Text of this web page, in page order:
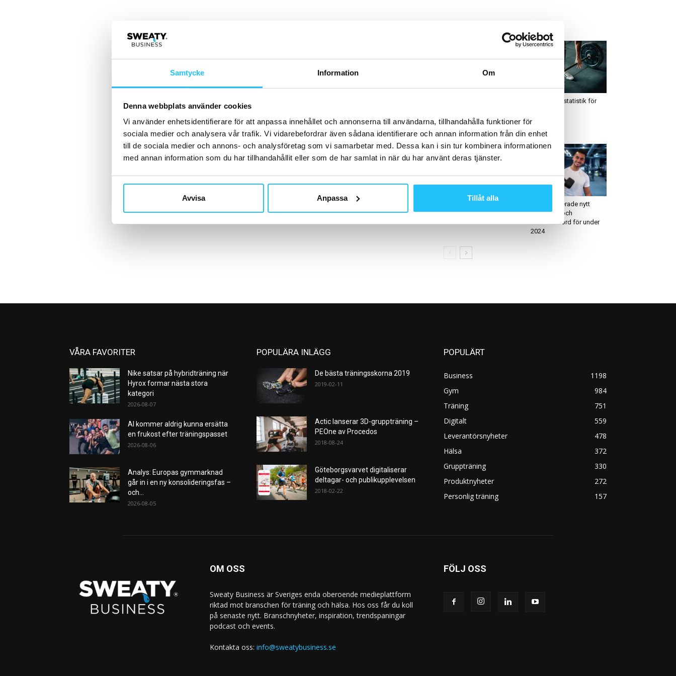
Samtycke Information Om
Denna webbplats använder cookies
Vi använder enhetsidentifierare för att anpassa innehållet och annonserna till användarna, tillhandahålla funktioner för
sociala medier och analysera vår trafik. Vi vidarebefordrar även sådana identifierare och annan information från din enhet
till de sociala medier och annons- och analysföretag som vi samarbetar med. Dessa kan i sin tur kombinera informationen
med annan information som du har tillhandahållit eller som de har samlat in när du har använt deras tjänster.
Avvisa Anpassa Tillåt alla
Business
koordinationsträning tar
plats i uppvärmningen
Business
Koll på rätt statistik för
affärsmodell för gym – 8-
9 oktober
SATS levererade nytt
medlems- och
resultatrekord för under
2024
VÅRA FAVORITER
Nike satsar på hybridträning när
Hyrox formar nästa stora
kategori
2026-08-07
AI kommer aldrig kunna ersätta
en frukost efter träningspasset
2026-08-06
Analys: Europas gymmarknad
går in i en ny konsolideringsfas –
och...
2026-08-05
POPULÄRA INLÄGG
De bästa träningsskorna 2019
2019-02-11
Actic lanserar 3D-gruppträning –
PEOne av Procedos
2018-08-24
Göteborgsvarvet digitaliserar
deltagar- och publikupplevelsen
2018-02-22
POPULÄRT
Business
1198
Gym
984
Träning
751
Digitalt
559
Leverantörsnyheter
478
Hälsa
372
Gruppträning
330
Produktnyheter
272
Personlig träning
157
OM OSS
Sweaty Business är Sveriges enda oberoende medieplattform
riktad mot branschen för träning och hälsa. Hos oss får du koll
på senaste nytt. Branschnyheter, inspiration, trendspaningar
podcast och events.
Kontakta oss: info@sweatybusiness.se
FÖLJ OSS